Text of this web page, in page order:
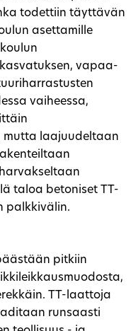
todettiin täyttävän
asettamille
vapaa-
vaiheessa,
mutta laajuudeltaan
taloa betoniset TT-
palkkivälin.
pitkiin
TT-laattoja
runsaasti